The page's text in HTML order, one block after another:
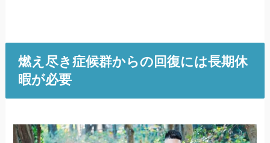
燃え尽き症候群からの回復には長期休
暇が必要